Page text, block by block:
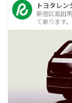
トヨタレ
新宿区高田
て承ります。